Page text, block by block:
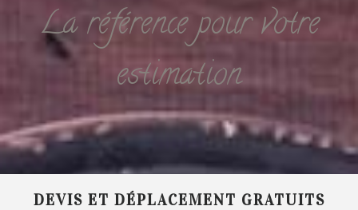
La référence pour votre
estimation
DEVIS ET DÉPLACEMENT GRATUITS